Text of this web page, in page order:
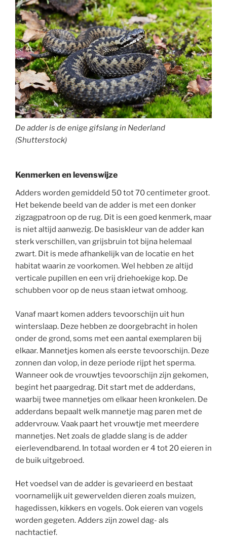
De adder is de enige gifslang in Nederland
(Shutterstock)
Kenmerken en levenswijze
Adders worden gemiddeld 50 tot 70 centimeter groot.
Het bekende beeld van de adder is met een donker
zigzagpatroon op de rug. Dit is een goed kenmerk, maar
is niet altijd aanwezig. De basiskleur van de adder kan
sterk verschillen, van grijsbruin tot bijna helemaal
zwart. Dit is mede afhankelijk van de locatie en het
habitat waarin ze voorkomen. Wel hebben ze altijd
verticale pupillen en een vrij driehoekige kop. De
schubben voor op de neus staan ietwat omhoog.
Vanaf maart komen adders tevoorschijn uit hun
winterslaap. Deze hebben ze doorgebracht in holen
onder de grond, soms met een aantal exemplaren bij
elkaar. Mannetjes komen als eerste tevoorschijn. Deze
zonnen dan volop, in deze periode rijpt het sperma.
Wanneer ook de vrouwtjes tevoorschijn zijn gekomen,
begint het paargedrag. Dit start met de adderdans,
waarbij twee mannetjes om elkaar heen kronkelen. De
adderdans bepaalt welk mannetje mag paren met de
addervrouw. Vaak paart het vrouwtje met meerdere
mannetjes. Net zoals de gladde slang is de adder
eierlevendbarend. In totaal worden er 4 tot 20 eieren in
de buik uitgebroed.
Het voedsel van de adder is gevarieerd en bestaat
voornamelijk uit gewervelden dieren zoals muizen,
hagedissen, kikkers en vogels. Ook eieren van vogels
worden gegeten. Adders zijn zowel dag- als
nachtactief.